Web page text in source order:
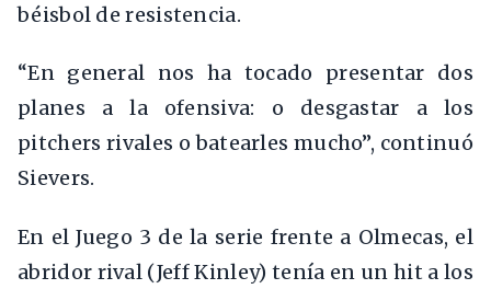
béisbol de resistencia.
“En general nos ha tocado presentar dos
planes a la ofensiva: o desgastar a los
pitchers rivales o batearles mucho”, continuó
Sievers.
En el Juego 3 de la serie frente a Olmecas, el
abridor rival (Jeff Kinley) tenía en un hit a los